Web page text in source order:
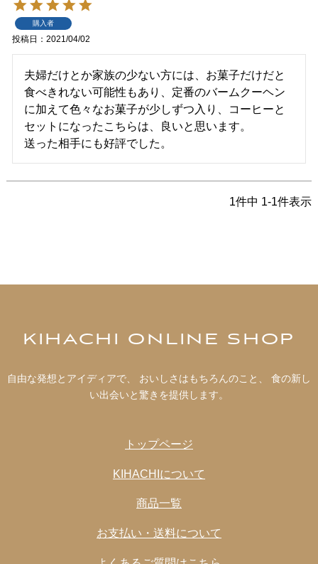
購入者
投稿日 2021/04/02
夫婦だけとか家族の少ない方には、お菓子だけだと
食べきれない可能性もあり、定番のバームクーヘン
に加えて色々なお菓子が少しずつ入り、コーヒーと
セットになったこちらは、良いと思います。
送った相手にも好評でした。
1件中 1-1件表示
KIHACHI ONLINE SHOP
自由な発想とアイディアで、 おいしさはもちろんのこと、 食の新し
い出会いと驚きを提供します。
トップページ
KIHACHIについて
商品一覧
お支払い・送料について